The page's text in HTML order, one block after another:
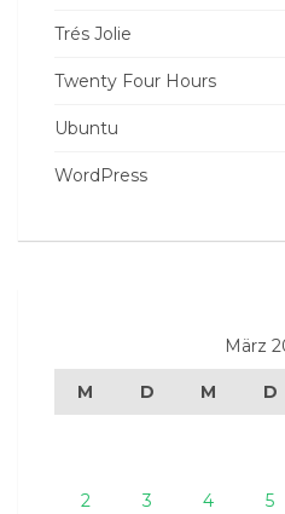
Trés Jolie
Twenty Four Hours
Ubuntu
WordPress
März
M D M D
2 3 4 5